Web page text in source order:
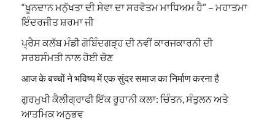
“ਖੂਨਦਾਨ ਮਨੁੱਖਤਾ ਦੀ ਸੇਵਾ ਦਾ ਸਰਵੋਤਮ ਮਾਧਿਅਮ ਹੈ” – ਮਹਾਤਮਾ
ਇੰਦਰਜੀਤ ਸ਼ਰਮਾ ਜੀ
ਪ੍ਰੈਸ ਕਲੱਬ ਮੰਡੀ ਗੋਬਿੰਦਗੜ੍ਹ ਦੀ ਨਵੀਂ ਕਾਰਜਕਾਰਨੀ ਦੀ
ਸਰਬਸੰਮਤੀ ਨਾਲ ਹੋਈ ਚੋਣ
आज के बच्चों ने भविष्य में एक सुंदर समाज का निर्माण करना है
ਗੁਰਮੁਖੀ ਕੈਲੀਗ੍ਰਾਫੀ ਇੱਕ ਰੂਹਾਨੀ ਕਲਾ: ਚਿੰਤਨ, ਸੰਤੁਲਨ ਅਤੇ
ਆਤਮਿਕ ਅਨੁਭਵ